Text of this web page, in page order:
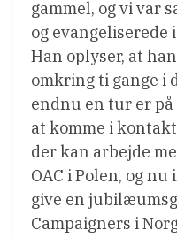
gammel, og vi var
og evangeliserede
Han oplyser, at
omkring ti gange i
endnu en tur er
at komme i
der kan arbejde
OAC i Polen, og
give en
Campaigners i